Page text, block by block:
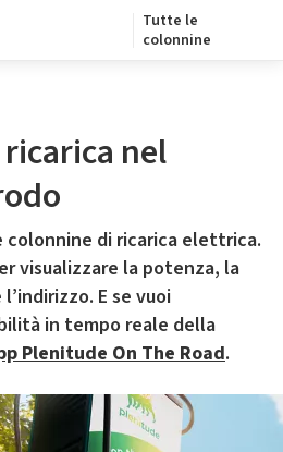
Tutte le
colonnine
nel
colonnine di ricarica elettrica.
visualizzare la potenza, la
E se vuoi
in tempo reale della
Plenitude On The Road.